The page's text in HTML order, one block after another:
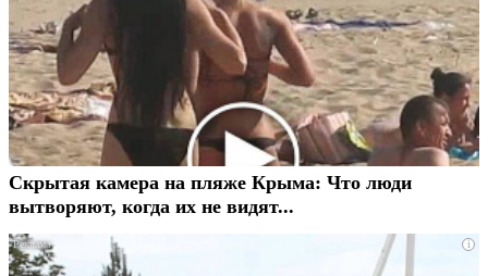
Скрытая камера на пляже Крыма: Что люди
вытворяют, когда их не видят...
i